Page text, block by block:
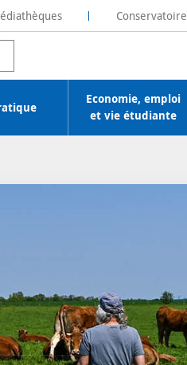
Conservatoire
Economie, emploi
et vie étudiante